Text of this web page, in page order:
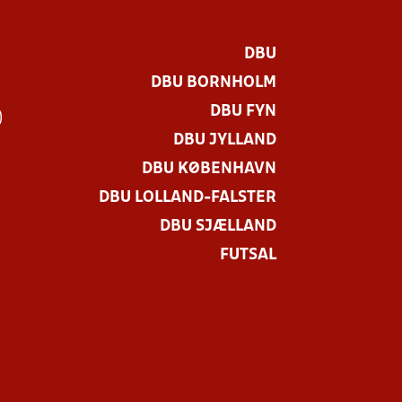
DBU
DBU BORNHOLM
DBU FYN
DBU JYLLAND
DBU KØBENHAVN
DBU LOLLAND-FALSTER
DBU SJÆLLAND
FUTSAL